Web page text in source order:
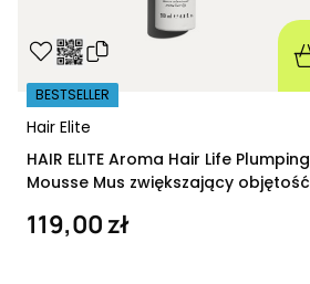
Hair Elite
BESTSELLER
HAIR ELITE Aroma Hair Life Plumping
Mousse Mus zwiększający objętość
119,00 zł